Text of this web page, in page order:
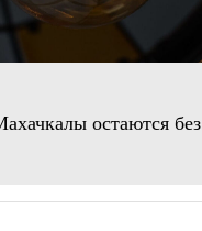
остаются без